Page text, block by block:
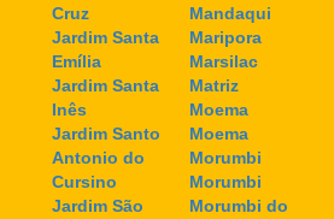
Cruz
Jardim Santa
Emília
Jardim Santa
Inês
Jardim Santo
Antonio do
Cursino
Jardim São
Mandaqui
Maripora
Marsilac
Matriz
Moema
Moema
Morumbi
Morumbi
Morumbi do